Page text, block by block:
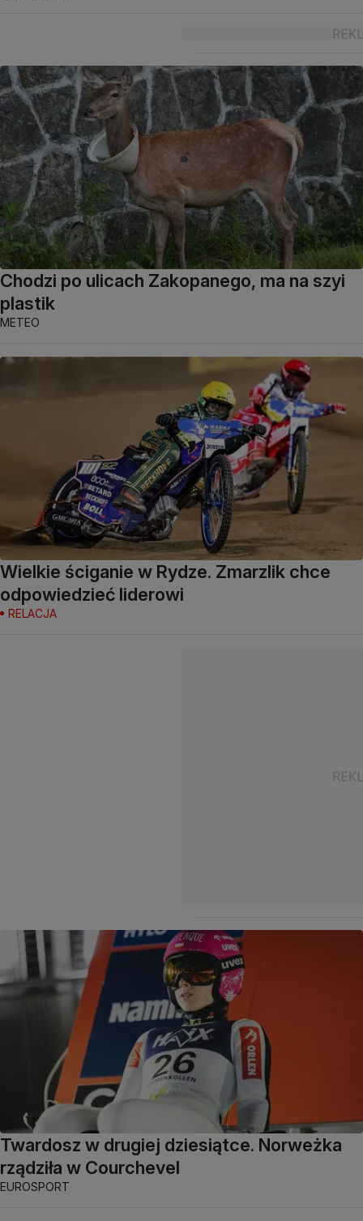
Chodzi po ulicach Zakopanego, ma na szyi
plastik
METEO
Wielkie ściganie w Rydze. Zmarzlik chce
odpowiedzieć liderowi
RELACJA
Twardosz w drugiej dziesiątce. Norweżka
rządziła w Courchevel
EUROSPORT